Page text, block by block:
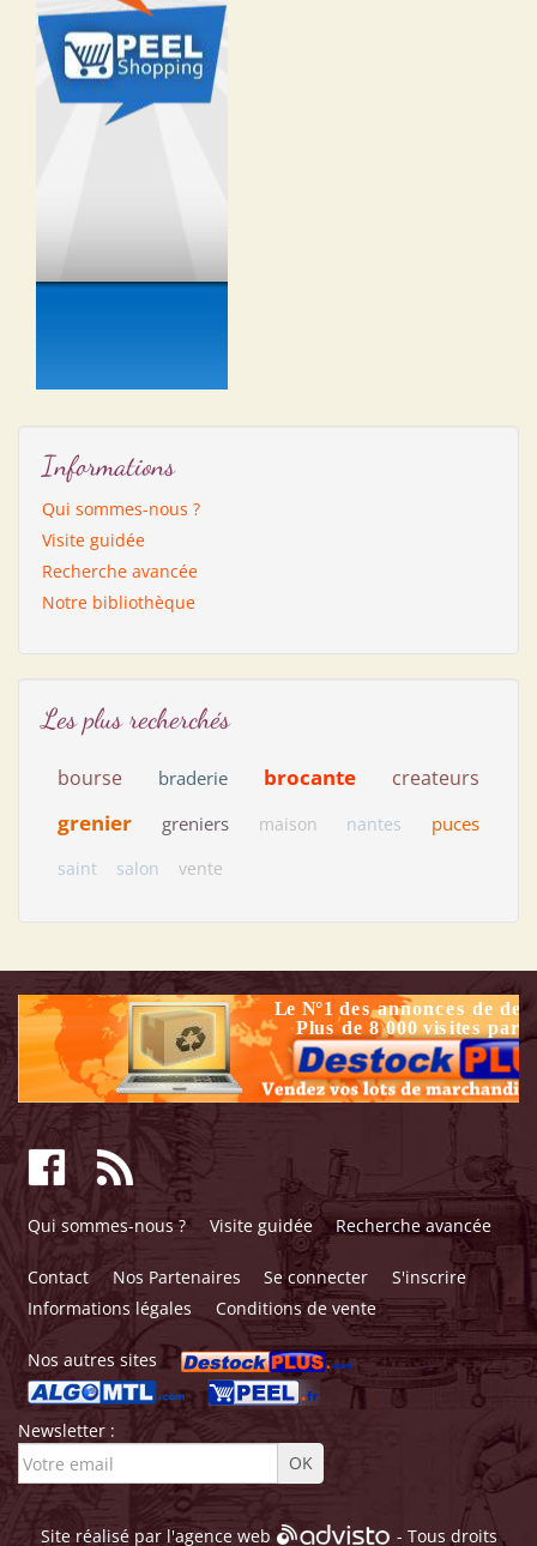
Informations
Qui sommes-nous ?
Visite guidée
Recherche avancée
Notre bibliothèque
Les plus recherchés
bourse braderie brocante createurs
grenier greniers maison nantes puces
saint salon vente
Qui sommes-nous ? Visite guidée Recherche avancée
Contact Nos Partenaires Se connecter
S'inscrire
Informations légales
Conditions de vente
Nos autres sites
Newsletter :
Site réalisé par l'agence web - Tous droits